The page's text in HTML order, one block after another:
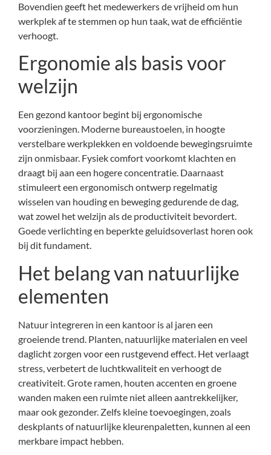
Bovendien geeft het medewerkers de vrijheid om hun
werkplek af te stemmen op hun taak, wat de efficiëntie
verhoogt.
Ergonomie als basis voor
welzijn
Een gezond kantoor begint bij ergonomische
voorzieningen. Moderne bureaustoelen, in hoogte
verstelbare werkplekken en voldoende bewegingsruimte
zijn onmisbaar. Fysiek comfort voorkomt klachten en
draagt bij aan een hogere concentratie. Daarnaast
stimuleert een ergonomisch ontwerp regelmatig
wisselen van houding en beweging gedurende de dag,
wat zowel het welzijn als de productiviteit bevordert.
Goede verlichting en beperkte geluidsoverlast horen ook
bij dit fundament.
Het belang van natuurlijke
elementen
Natuur integreren in een kantoor is al jaren een
groeiende trend. Planten, natuurlijke materialen en veel
daglicht zorgen voor een rustgevend effect. Het verlaagt
stress, verbetert de luchtkwaliteit en verhoogt de
creativiteit. Grote ramen, houten accenten en groene
wanden maken een ruimte niet alleen aantrekkelijker,
maar ook gezonder. Zelfs kleine toevoegingen, zoals
deskplants of natuurlijke kleurenpaletten, kunnen al een
merkbare impact hebben.